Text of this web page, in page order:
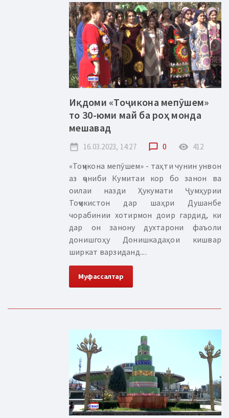
Иқдоми «Тоҷикона мепӯшем»
то 30-юми май ба роҳ монда
мешавад
date_range 16.03.2023, 14:27 chat_bubble_outline 0 remove_red_eye 412
«Тоҷикона мепӯшем» - таҳти чунин унвон
аз ҷониби Кумитаи кор бо занон ва
оилаи назди Ҳукумати Ҷумҳурии
Тоҷикистон дар шаҳри Душанбе
чорабинии хотирмон доир гардид, ки
дар он занону духтарони фаъоли
донишгоҳу Донишкадаҳои кишвар
ширкат варзиданд....
Муфассалтар